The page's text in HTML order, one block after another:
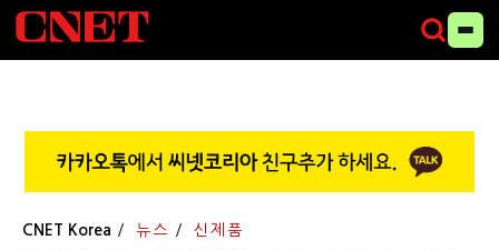
CNET Korea 뉴스 신제품